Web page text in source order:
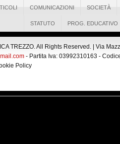
COMUNICAZIONI SOCIETÀ
STATUTO PROG. EDUCATIVO
TREZZO. All Rights Reserved. | Via
- Partita Iva: 03992310163 -
Policy